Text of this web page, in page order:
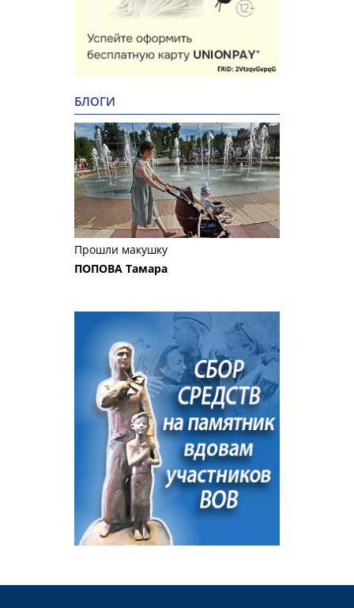
БЛОГИ
Прошли макушку
ПОПОВА Тамара